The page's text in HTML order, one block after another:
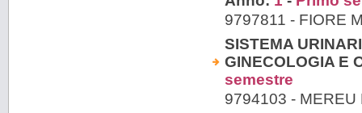
9797811 - FIORE
SISTEMA
GINECOLOGIA E
semestre
9794103 - MEREU